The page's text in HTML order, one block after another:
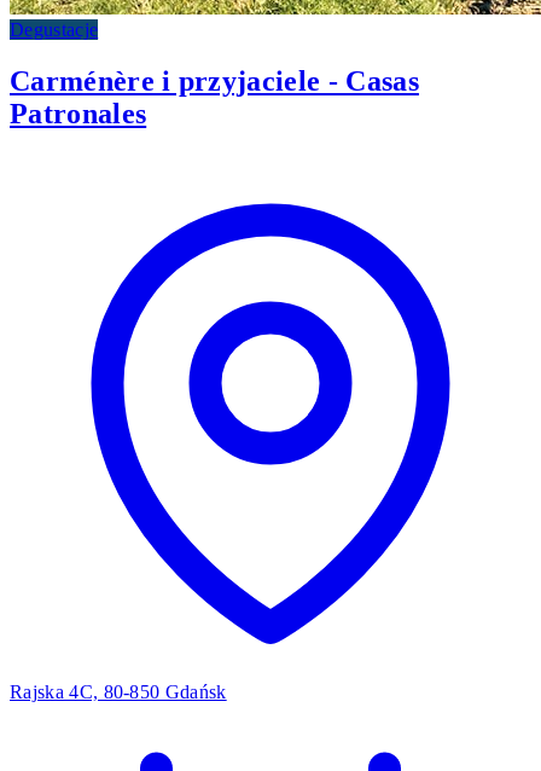
Degustacje
Carménère i przyjaciele - Casas
Patronales
Rajska 4C, 80-850 Gdańsk